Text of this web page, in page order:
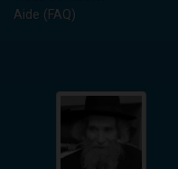
Aide (FAQ)